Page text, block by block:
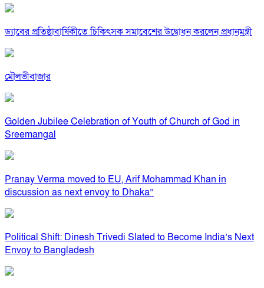
ড্যাবের প্রতিষ্ঠাবার্ষিকীতে চিকিৎসক সমাবেশের উদ্বোধন করলেন প্রধানমন্ত্রী
মৌলভীবাজার
Golden Jubilee Celebration of Youth of Church of God in
Sreemangal
Pranay Verma moved to EU, Arif Mohammad Khan in
discussion as next envoy to Dhaka”
Political Shift: Dinesh Trivedi Slated to Become India’s Next
Envoy to Bangladesh